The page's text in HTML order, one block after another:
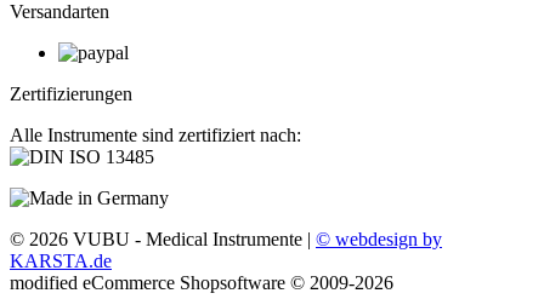
Versandarten
Zertifizierungen
Alle Instrumente sind zertifiziert nach:
© 2026 VUBU - Medical Instrumente | © webdesign by
KARSTA.de
modified eCommerce Shopsoftware © 2009-2026